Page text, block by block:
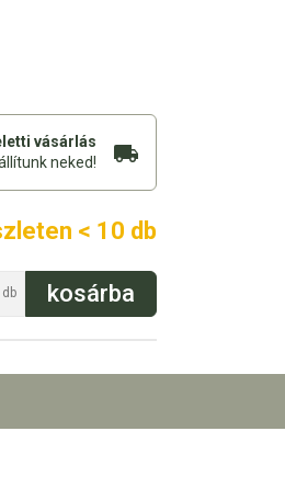
vásárlás
neked!
< 10 db
db